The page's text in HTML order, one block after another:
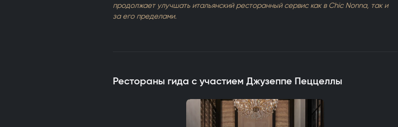
продолжает улучшать итальянский ресторанный сервис как в Chic Nonna, так и
за его пределами.
Рестораны гида с участием Джузеппе Пеццеллы